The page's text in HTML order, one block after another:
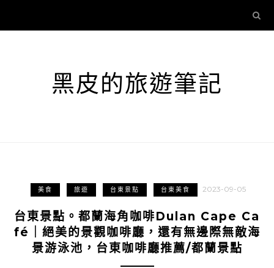
黑皮的旅遊筆記
美食 旅遊 台東景點 台東美食 2023-09-05
台東景點。都蘭海角咖啡Dulan Cape Ca
fé｜絕美的景觀咖啡廳，還有無邊際無敵海
景游泳池，台東咖啡廳推薦/都蘭景點